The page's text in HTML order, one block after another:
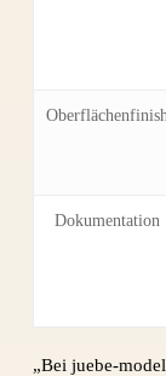
Dokumentation
„Bei juebe-